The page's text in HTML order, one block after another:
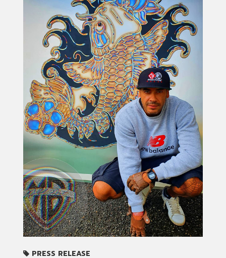
PRESS RELEASE